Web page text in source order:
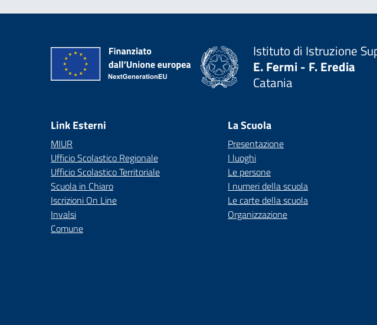
Istituto di Istruzione
E. Fermi - F. Eredia
Catania
Link Esterni
MIUR
Ufficio Scolastico Regionale
Ufficio Scolastico Territoriale
Scuola in Chiaro
Iscrizioni On Line
Invalsi
Comune
La Scuola
Presentazione
I luoghi
Le persone
I numeri della scuola
Le carte della scuola
Organizzazione